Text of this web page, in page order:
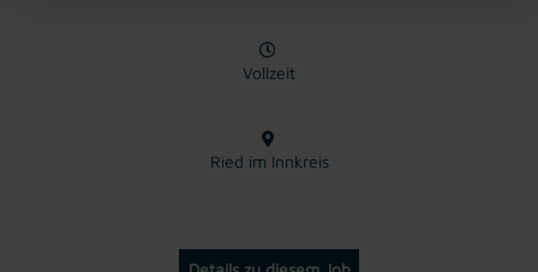
Vollzeit
Ried im Innkreis